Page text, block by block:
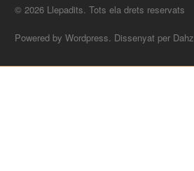
© 2026 Llepadits. Tots ela drets reservats
Powered by Wordpress. Dissenyat per Dahz